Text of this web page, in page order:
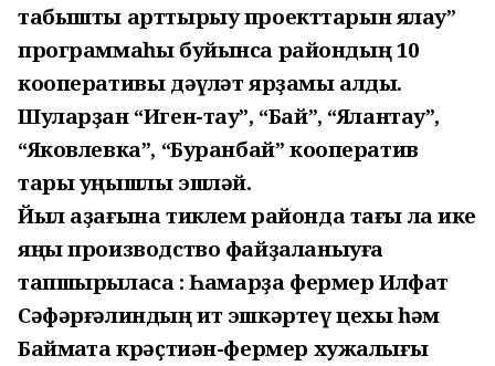
табышты арттырыу проекттарын яҡлау”
программаһы буйынса райондың 10
кооперативы дәүләт ярҙамы алды.
Шуларҙан “Иген-тау”, “Бай”, “Ялантау”,
“Яковлевка”, “Буранбай” кооператив
тары уңышлы эшләй.
Йыл аҙағына тиклем районда тағы ла ике
яңы производство файҙаланыуға
тапшырыласаҡ : Һаҡмарҙа фермер Илфат
Сәфәрғәлиндың ит эшкәртеү цехы һәм
Баймаҡта крәҫтиән-фермер хужалығы